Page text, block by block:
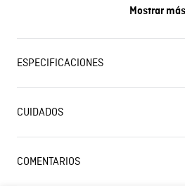
• Perfecto para looks urbanos
Mostrar más
ESPECIFICACIONES
Lavado SIC
planchar.
CUIDADO TEXTIL
revés. OTROS: Lavar
máxima de lavado 40
CUIDADOS
COMENTARIOS